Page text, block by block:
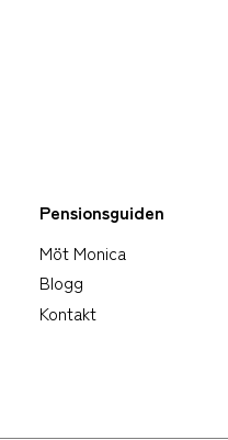
Pensionsguiden
Möt Monica
Blogg
Kontakt